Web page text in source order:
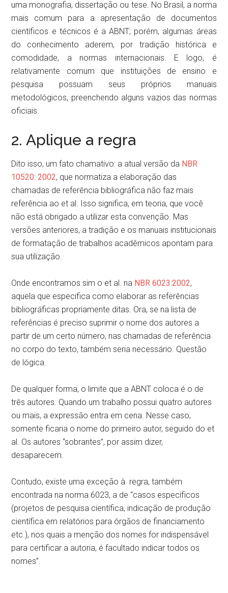
uma monografia, dissertação ou tese. No Brasil, a norma
mais comum para a apresentação de documentos
científicos e técnicos é a ABNT; porém, algumas áreas
do conhecimento aderem, por tradição histórica e
comodidade, a normas internacionais. E logo, é
relativamente comum que instituições de ensino e
pesquisa possuam seus próprios manuais
metodológicos, preenchendo alguns vazios das normas
oficiais.
2. Aplique a regra
Dito isso, um fato chamativo: a atual versão da NBR
10520:2002, que normatiza a elaboração das
chamadas de referência bibliográfica não faz mais
referência ao et al. Isso significa, em teoria, que você
não está obrigado a utilizar esta convenção. Mas
versões anteriores, a tradição e os manuais institucionais
de formatação de trabalhos acadêmicos apontam para
sua utilização.
Onde encontramos sim o et al. na NBR 6023:2002,
aquela que especifica como elaborar as referências
bibliográficas propriamente ditas. Ora, se na lista de
referências é preciso suprimir o nome dos autores a
partir de um certo número, nas chamadas de referência
no corpo do texto, também seria necessário. Questão
de lógica.
De qualquer forma, o limite que a ABNT coloca é o de
três autores. Quando um trabalho possui quatro autores
ou mais, a expressão entra em cena. Nesse caso,
somente ficaria o nome do primeiro autor, seguido do et
al. Os autores “sobrantes”, por assim dizer,
desaparecem.
Contudo, existe uma exceção à regra, também
encontrada na norma 6023, a de “casos específicos
(projetos de pesquisa científica, indicação de produção
científica em relatórios para órgãos de financiamento
etc.), nos quais a menção dos nomes for indispensável
para certificar a autoria, é facultado indicar todos os
nomes”.